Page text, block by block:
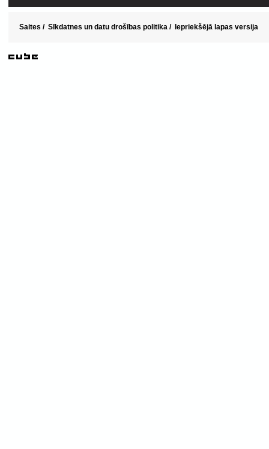
Saites / Sīkdatnes un datu drošības politika / Iepriekšējā lapas versija